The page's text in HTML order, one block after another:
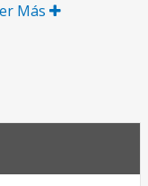
Más